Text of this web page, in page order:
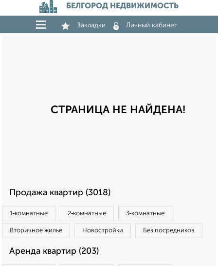
БЕЛГОРОД НЕДВИЖИМОСТЬ
Закладки Личный кабинет
СТРАНИЦА НЕ НАЙДЕНА!
Продажа квартир (3018)
1‑комнатные 2‑комнатные 3‑комнатные
Вторичное жилье Новостройки Без посредников
Аренда квартир (203)